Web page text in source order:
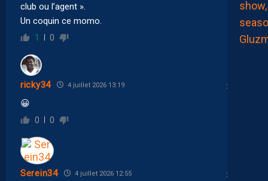
club ou l’agent ».
Un coquin ce momo.
1 0
ricky34 4 juillet 2026 13:19
😀
0 0
Serein34 4 juillet 2026 12:55